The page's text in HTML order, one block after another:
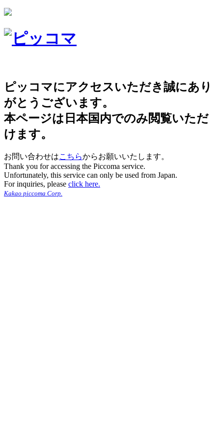
ピッコマにアクセスいただき誠にあり
がとうございます。
本ページは日本国内でのみ閲覧いただ
けます。
お問い合わせはこちらからお願いいたします。
Thank you for accessing the Piccoma service.
Unfortunately, this service can only be used from Japan.
For inquiries, please click here.
Kakao piccoma Corp.